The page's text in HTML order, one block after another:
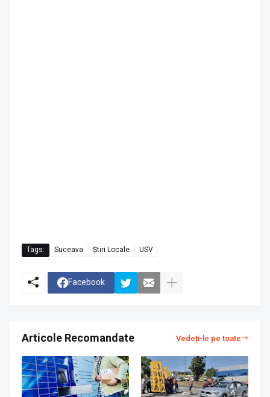
Tags: Suceava Știri Locale USV
Facebook
Articole Recomandate Vedeți-le pe toate